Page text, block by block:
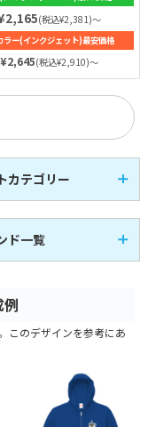
(税込¥2,381)～
ラー(インクジェット)最安価格
¥2,645(税込¥2,910)～
カテゴリー
全14商品
ヘビーウェイトパーカ
全
ドライパーカー
ド一覧
このデザインを参考にあ